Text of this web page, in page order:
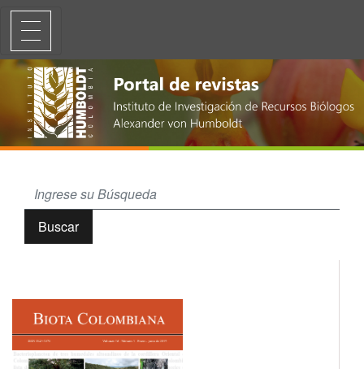
Biodiversidad de grupos funcionales de microorganismos asociados
Buscar